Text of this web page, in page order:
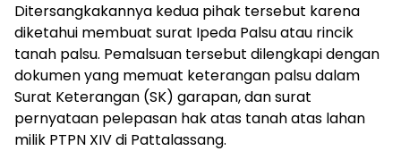
Ditersangkakannya kedua pihak tersebut karena
diketahui membuat surat Ipeda Palsu atau rincik
tanah palsu. Pemalsuan tersebut dilengkapi dengan
dokumen yang memuat keterangan palsu dalam
Surat Keterangan (SK) garapan, dan surat
pernyataan pelepasan hak atas tanah atas lahan
milik PTPN XIV di Pattalassang.